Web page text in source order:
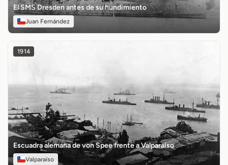
El SMS Dresden antes de su hundimiento
Juan Fernández
1914
Escuadra alemana de von Spee frente a Valparaíso
Valparaíso